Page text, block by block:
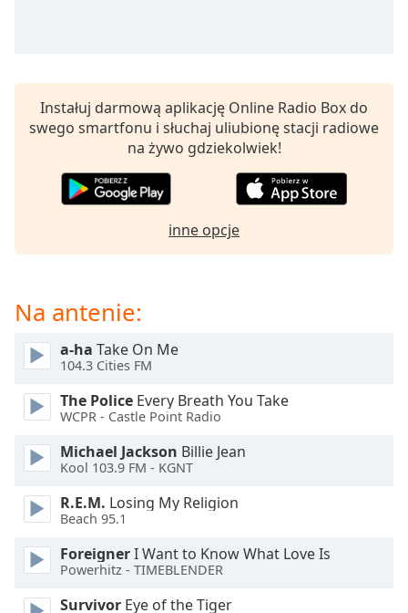
descriptions
off,
selected
opens
dialog
off
selected
Audio
Track
Picture-
in-
Fullscreen
This
window.
Instałuj darmową aplikację Online Radio Box do
swego smartfonu i słuchaj uliubionę stacji radiowe
na żywo gdziekolwiek!
inne opcje
Na antenie:
a-ha Take On Me
104.3 Cities FM
The Police Every Breath You Take
WCPR - Castle Point Radio
Michael Jackson Billie Jean
Kool 103.9 FM - KGNT
R.E.M. Losing My Religion
Beach 95.1
ForeignerI Want to Know What Love Is
Powerhitz - TIMEBLENDER
Survivor Eye of the Tiger